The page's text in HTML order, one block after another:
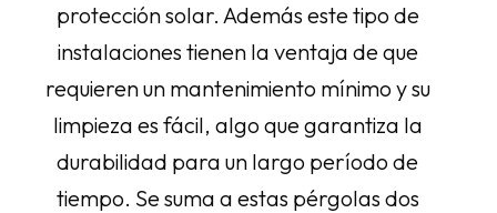
protección solar. Además este tipo de
instalaciones tienen la ventaja de que
requieren un mantenimiento mínimo y su
limpieza es fácil, algo que garantiza la
durabilidad para un largo período de
tiempo. Se suma a estas pérgolas dos